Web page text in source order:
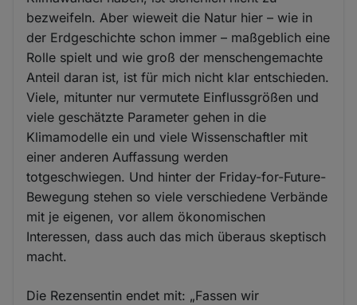
bezweifeln. Aber wieweit die Natur hier – wie in
der Erdgeschichte schon immer – maßgeblich eine
Rolle spielt und wie groß der menschengemachte
Anteil daran ist, ist für mich nicht klar entschieden.
Viele, mitunter nur vermutete Einflussgrößen und
viele geschätzte Parameter gehen in die
Klimamodelle ein und viele Wissenschaftler mit
einer anderen Auffassung werden
totgeschwiegen. Und hinter der Friday-for-Future-
Bewegung stehen so viele verschiedene Verbände
mit je eigenen, vor allem ökonomischen
Interessen, dass auch das mich überaus skeptisch
macht.
Die Rezensentin endet mit: „Fassen wir